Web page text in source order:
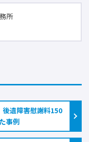
所
後遺障害慰謝料150
事例